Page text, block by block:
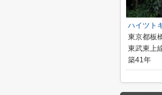
ハイツト
東京都板
東武東上
築41年